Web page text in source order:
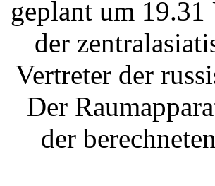
geplant um
der
Vertreter der
Der
der